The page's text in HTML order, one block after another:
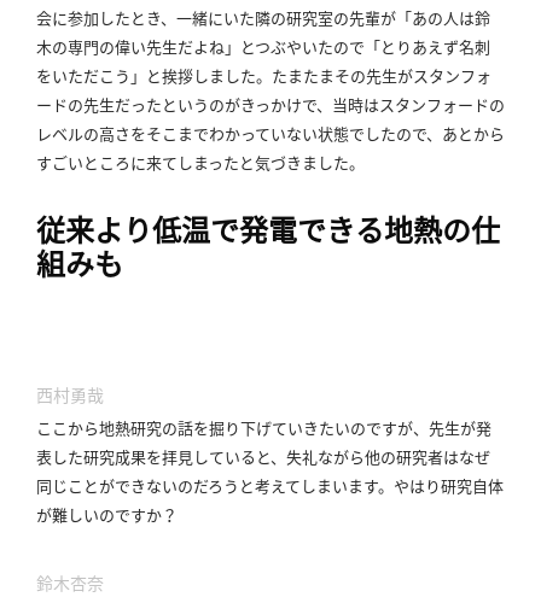
会に参加したとき、一緒にいた隣の研究室の先輩が「あの人は鈴
木の専門の偉い先生だよね」とつぶやいたので「とりあえず名刺
をいただこう」と挨拶しました。 たまたまその先生がスタンフォ
ードの先生だったというのがきっかけで、当時はスタンフォードの
レベルの高さをそこまでわかっていない状態でしたので、あとから
すごいところに来てしまったと気づきました。
従来より低温で発電できる地熱の仕
組みも
西村勇哉
ここから地熱研究の話を掘り下げていきたいのですが、先生が発
表した研究成果を拝見していると、失礼ながら他の研究者はなぜ
同じことができないのだろうと考えてしまいます。 やはり研究自体
が難しいのですか？
鈴木杏奈